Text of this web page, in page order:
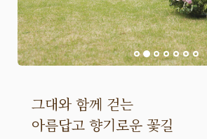
그대와 함께 걷는
아름답고 향기로운 꽃길